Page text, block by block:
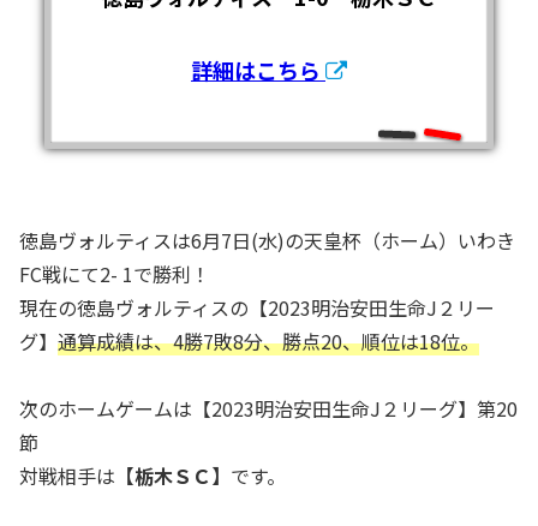
詳細はこちら
徳島ヴォルティスは6月7日(水)の天皇杯（ホーム）いわき
FC戦にて2- 1で勝利！
現在の徳島ヴォルティスの【2023明治安田生命J２リー
グ】 通算成績は、4勝7敗8分、勝点20、順位は18位。
次のホームゲームは【2023明治安田生命J２リーグ】第20
節
対戦相手は 【栃木ＳＣ】 です。